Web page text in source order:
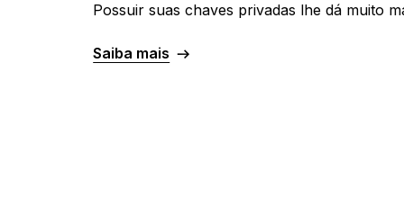
Possuir suas chaves privadas lhe dá muito
Saiba mais